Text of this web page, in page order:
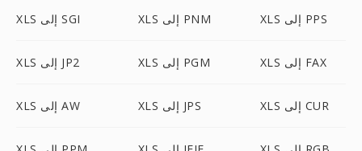
XLS إلى SGI XLS إلى PNM XLS إلى PPS
XLS إلى JP2 XLS إلى PGM XLS إلى FAX
XLS إلى AW XLS إلى JPS XLS إلى CUR